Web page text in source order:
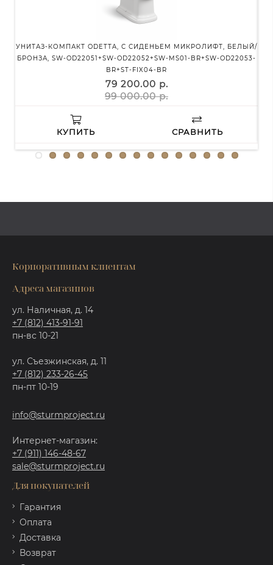
УНИТАЗ-КОМПАКТ ODETTA, С СИДЕНЬЕМ МИКРОЛИФТ, БЕЛЫЙ/
БРОНЗА, SW-OD22051+SW-OD22052+SW-MS01-BR+SW-OD22053-
BR+ST-FIX04-BR
79 200.00 р.
99 000.00 р.
КУПИТЬ СРАВНИТЬ
Корпоративным клиентам
Адреса магазинов
ул. Наличная, д. 14
+7 (812) 413-91-91
пн-вс 10-21
ул. Съезжинская, д. 11
+7 (812) 233-26-45
пн-пт 10-19
info@sturmproject.ru
Интернет-магазин:
+7 (911) 146-48-67
sale@sturmproject.ru
Для покупателей
Гарантия
Оплата
Доставка
Возврат